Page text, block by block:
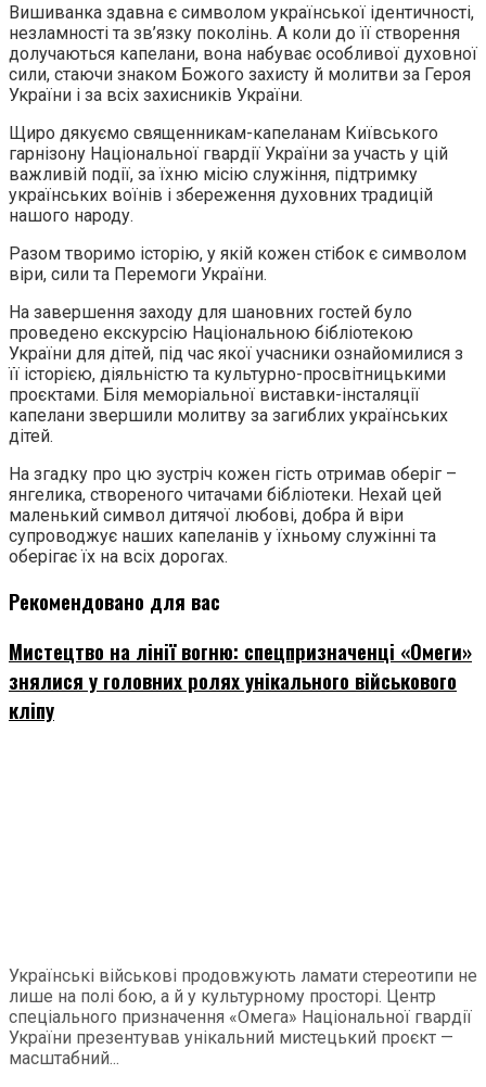
Вишиванка здавна є символом української ідентичності,
незламності та зв’язку поколінь. А коли до її створення
долучаються капелани, вона набуває особливої духовної
сили, стаючи знаком Божого захисту й молитви за Героя
України і за всіх захисників України.
Щиро дякуємо священникам-капеланам Київського
гарнізону Національної гвардії України за участь у цій
важливій події, за їхню місію служіння, підтримку
українських воїнів і збереження духовних традицій
нашого народу.
Разом творимо історію, у якій кожен стібок є символом
віри, сили та Перемоги України.
На завершення заходу для шановних гостей було
проведено екскурсію Національною бібліотекою
України для дітей, під час якої учасники ознайомилися з
її історією, діяльністю та культурно-просвітницькими
проєктами. Біля меморіальної виставки-інсталяції
капелани звершили молитву за загиблих українських
дітей.
На згадку про цю зустріч кожен гість отримав оберіг –
янгелика, створеного читачами бібліотеки. Нехай цей
маленький символ дитячої любові, добра й віри
супроводжує наших капеланів у їхньому служінні та
оберігає їх на всіх дорогах.
Рекомендовано для вас
Мистецтво на лінії вогню: спецпризначенці «Омеги»
знялися у головних ролях унікального військового
кліпу
Українські військові продовжують ламати стереотипи не
лише на полі бою, а й у культурному просторі. Центр
спеціального призначення «Омега» Національної гвардії
України презентував унікальний мистецький проєкт —
масштабний...